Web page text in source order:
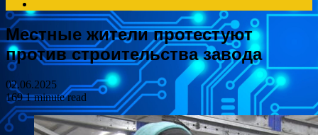
for
Местные жители протестуют
против строительства завода
02.06.2025
1691 minute read